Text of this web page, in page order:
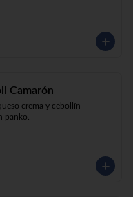
Camarón
crema y cebollín
panko.